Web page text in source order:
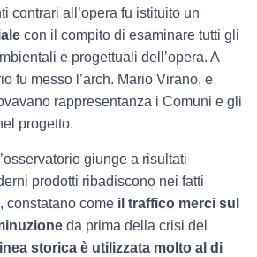
contrari all’opera fu istituito un
con il compito di esaminare tutti gli
e progettuali dell’opera. A
fu messo l’arch. Mario Virano, e
rappresentanza i Comuni e gli
progetto.
giunge a risultati
prodotti ribadiscono nei fatti
, constatano come il traffico merci sul
da prima della crisi del
storica è utilizzata molto al di